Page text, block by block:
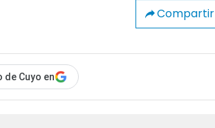
Compartir
de Cuyo en